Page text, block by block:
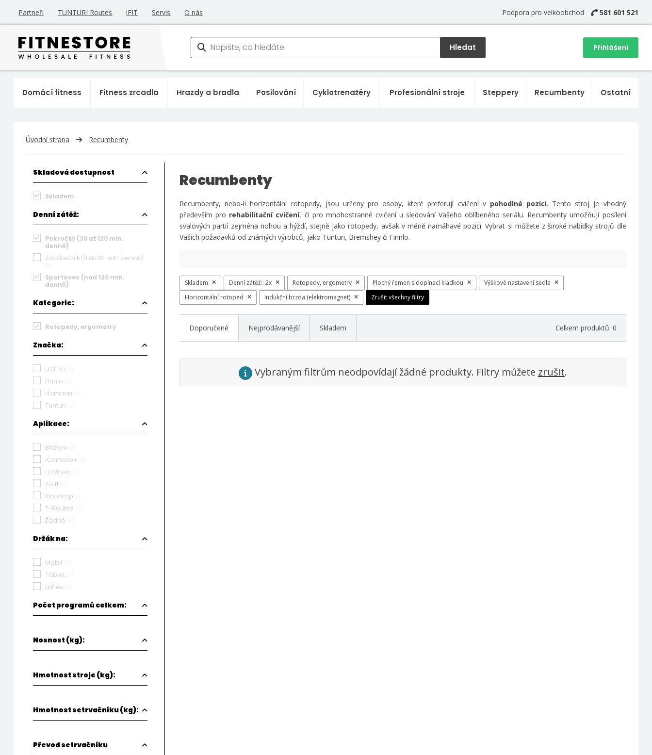
Partneři TUNTURI Routes iFIT Servis O nás Podpora pro velkoobchod 581 601 521
Hledat Přihlášení
Domácí fitness Fitness zrcadla Hrazdy a bradla Posilování Cyklotrenažéry Profesionální stroje Steppery Recumbenty Ostatní
Úvodní strana Recumbenty
Skladová dostupnost
Skladem
Denní zátěž:
Pokročilý (30 až 120 min.
denně)
Začátečník (0 až 30 min. denně)
Sportovec (nad 120 min.
denně)
Kategorie:
Rotopedy, ergometry
Značka:
LOTTO
Finnlo
Hammer
Tunturi
Aplikace:
BitGym
iConsole+
FITShow
Zwift
Kinomap
T-Routes
Žádné
Držák na:
Mobil
Tablet
Láhev
Počet programů celkem:
Nosnost (kg):
Hmotnost stroje (kg):
Hmotnost setrvačníku (kg):
Převod setrvačníku
Recumbenty
Recumbenty, nebo-li horizontální rotopedy, jsou určeny pro osoby, které preferují cvičení v pohodlné pozici. Tento stroj je vhodný
především pro rehabilitační cvič ení, či pro mnohostranné cvičení u sledování Vašeho oblíbeného seriálu. Recumbenty umožňují posílení
svalových partií zejména nohou a hýždí, stejně jako rotopedy, avšak v méně namáhavé pozici. Vybrat si můžete z široké nabídky strojů dle
Vašich požadavků od známých výrobců, jako Tunturi, Bremshey či Finnlo.
Skladem Denní zátěž::2x Rotopedy, ergometry Plochý řemen s dopínací kladkou
Výškové nastavení sedla
Horizontální rotoped
Indukční brzda (elektromagnet) Zrušit všechny filtry
Doporučené Nejprodávanější Skladem Celkem produktů: 0
Vybraným filtrům neodpovídají žádné produkty. Filtry můžete zrušit.